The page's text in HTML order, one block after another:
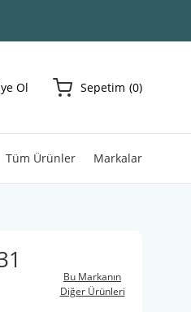
Ol Sepetim 0
Tüm Ürünler Markalar
Bu Markanın
Diğer Ürünleri